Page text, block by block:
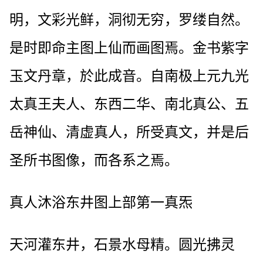
明，文彩光鲜，洞彻无穷，罗缕自然。
是时即命主图上仙而画图焉。金书紫字
玉文丹章，於此成音。自南极上元九光
太真王夫人、东西二华、南北真公、五
岳神仙、清虚真人，所受真文，并是后
圣所书图像，而各系之焉。
真人沐浴东井图上部第一真炁
天河灌东井，石景水母精。圆光拂灵